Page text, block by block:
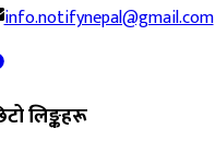
info.notifynepal@gmail.com
लिङ्कहरू